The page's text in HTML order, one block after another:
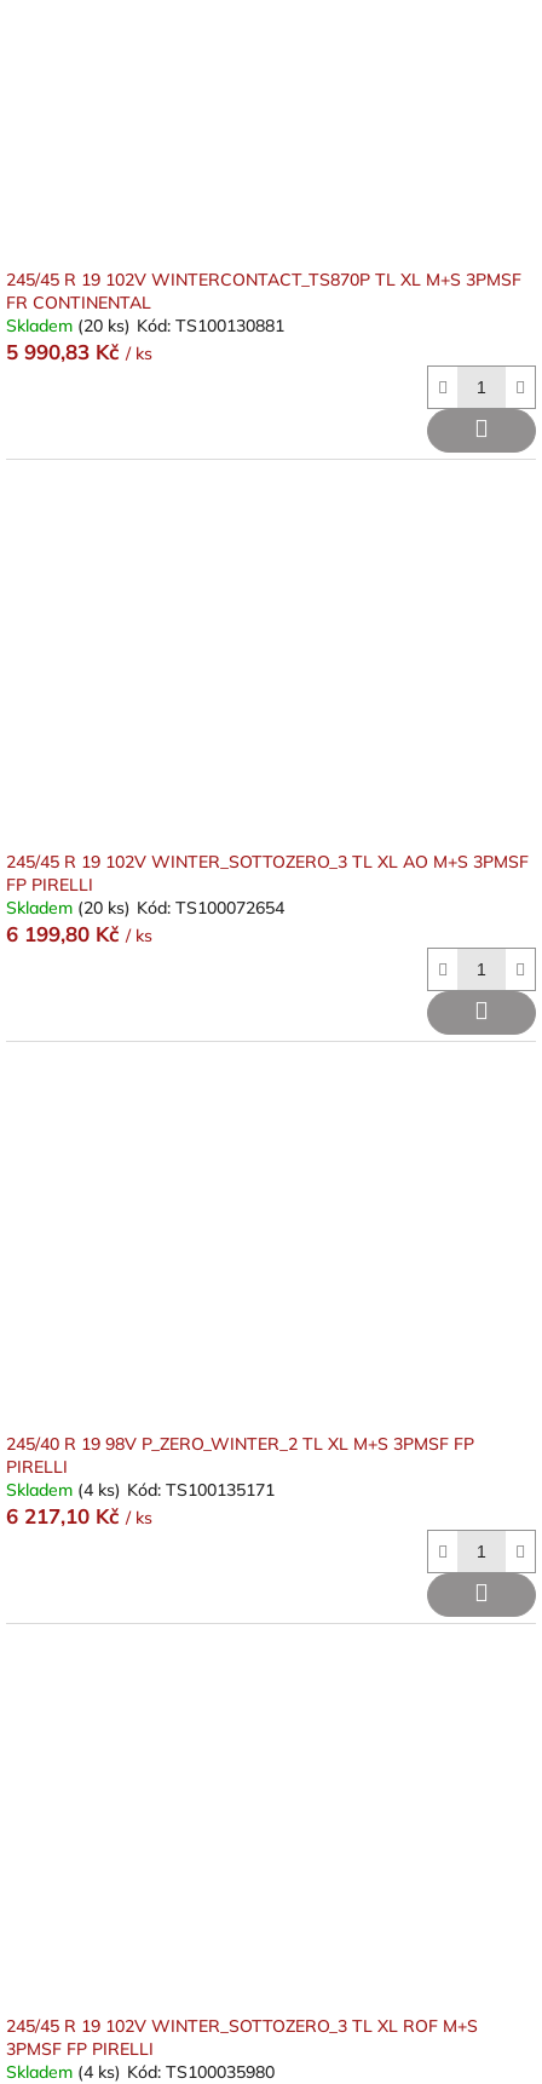
245/45 R 19 102V WINTERCONTACT_TS870P TL XL M+S 3PMSF
FR CONTINENTAL
Skladem (20 ks) Kód: TS100130881
5 990,83 Kč / ks
245/45 R 19 102V WINTER_SOTTOZERO_3 TL XL AO M+S 3PMSF
FP PIRELLI
Skladem (20 ks) Kód: TS100072654
6 199,80 Kč / ks
245/40 R 19 98V P_ZERO_WINTER_2 TL XL M+S 3PMSF FP
PIRELLI
Skladem (4 ks) Kód: TS100135171
6 217,10 Kč / ks
245/45 R 19 102V WINTER_SOTTOZERO_3 TL XL ROF M+S
3PMSF FP PIRELLI
Skladem (4 ks) Kód: TS100035980